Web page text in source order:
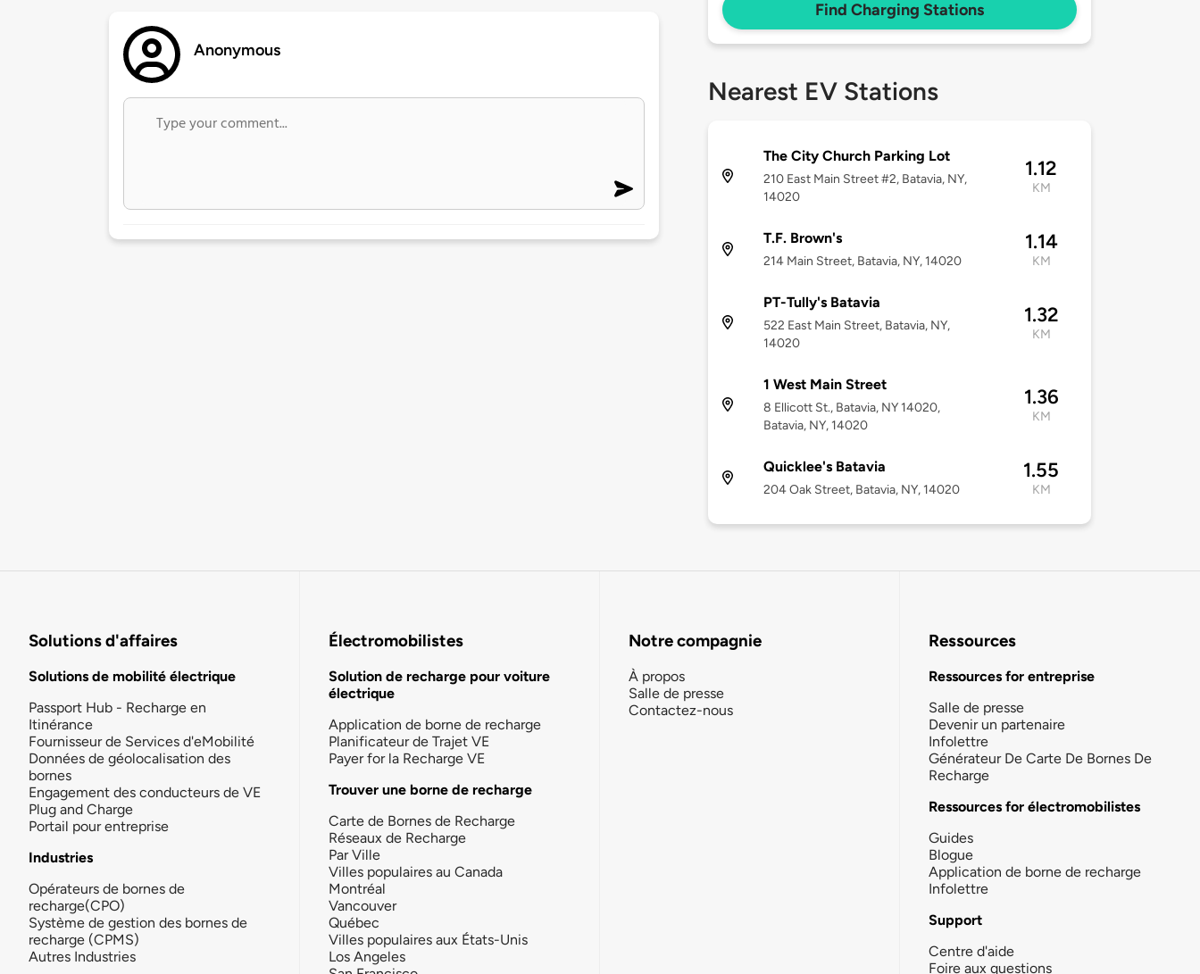
Anonymous
Find Charging Stations
Nearest EV Stations
The City Church Parking Lot
210 East Main Street #2, Batavia, NY,
14020
1.12
KM
T.F. Brown's
214 Main Street, Batavia, NY, 14020
1.14
KM
PT-Tully's Batavia
522 East Main Street, Batavia, NY,
14020
1.32
KM
1 West Main Street
8 Ellicott St., Batavia, NY 14020,
Batavia, NY, 14020
1.36
KM
Quicklee's Batavia
204 Oak Street, Batavia, NY, 14020
1.55
KM
Solutions d'affaires
Solutions de mobilité électrique
Passport Hub - Recharge en
Itinérance
Fournisseur de Services d'eMobilité
Données de géolocalisation des
bornes
Engagement des conducteurs de VE
Plug and Charge
Portail pour entreprise
Industries
Opérateurs de bornes de
recharge(CPO)
Système de gestion des bornes de
recharge (CPMS)
Autres Industries
Électromobilistes
Solution de recharge pour voiture
électrique
Application de borne de recharge
Planificateur de Trajet VE
Payer for la Recharge VE
Trouver une borne de recharge
Carte de Bornes de Recharge
Réseaux de Recharge
Par Ville
Villes populaires au Canada
Montréal
Vancouver
Québec
Villes populaires aux États-Unis
Los Angeles
Notre compagnie
À propos
Salle de presse
Contactez-nous
Ressources
Ressources for entreprise
Salle de presse
Devenir un partenaire
Infolettre
Générateur De Carte De Bornes De
Recharge
Ressources for électromobilistes
Guides
Blogue
Application de borne de recharge
Infolettre
Support
Centre d'aide
Foire aux questions